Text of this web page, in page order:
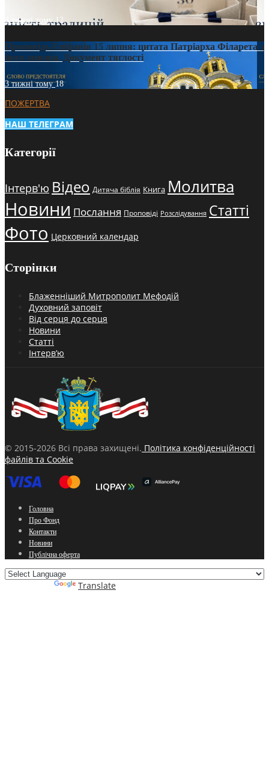
3 тижні тому12
Проповідь Епіфанія 15 липня: цитата Патріарха Філарета з
його амвона. Документ тяглості
3 тижні тому18
ПОЖЕРТВА
НАШ ТЕЛЕГРАМ
Категорії
Інтерв'ю Відео Дитяча біблія Книга Молитва
Новини Послання Проповіді Розслідування Статті
Фото Церковний календар
Сторінки
Блаженніший Митрополит Мефодій
Духовний заповіт
Від серця до серця
Новини
Статті
Інтерв’ю
© 2015-2026 Всі права захищені. Політика конфіденційності
файлів та Cookie
Головна
Про Фонд
Контакти
Новини
Публічна оферта
Translate